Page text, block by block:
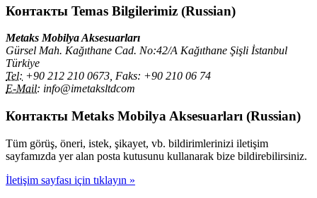
Контакты Temas Bilgilerimiz (Russian)
Metaks Mobilya Aksesuarları
Gürsel Mah. Kağıthane Cad. No:42/A Kağıthane Şişli İstanbul
Türkiye
Tel: +90 212 210 0673, Faks: +90 210 06 74
E-Mail: info@imetaksltdcom
Контакты Metaks Mobilya Aksesuarları (Russian)
Tüm görüş, öneri, istek, şikayet, vb. bildirimlerinizi iletişim
sayfamızda yer alan posta kutusunu kullanarak bize bildirebilirsiniz.
İletişim sayfası için tıklayın »